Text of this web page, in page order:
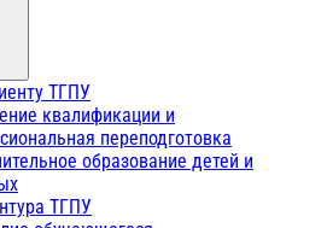
ТГПУ
квалификации и
переподготовка
образование детей и
ТГПУ